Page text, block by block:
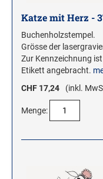
Katze mit Herz -
Buchenholzstempel.
Grösse der
Zur Kennzeichnung
Etikett angebracht.
CHF 17,24
(inkl.
Menge: